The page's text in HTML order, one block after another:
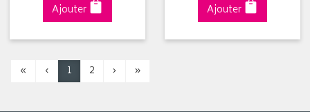
Ajouter Ajouter
« ‹ 1 2 › »